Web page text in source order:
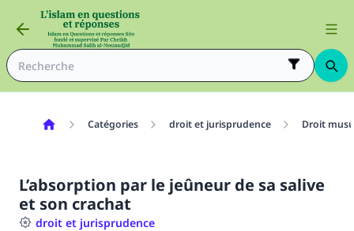
Catégories droit et jurisprudence Droit
L’absorption par le jeûneur de sa salive
et son crachat
droit et jurisprudence